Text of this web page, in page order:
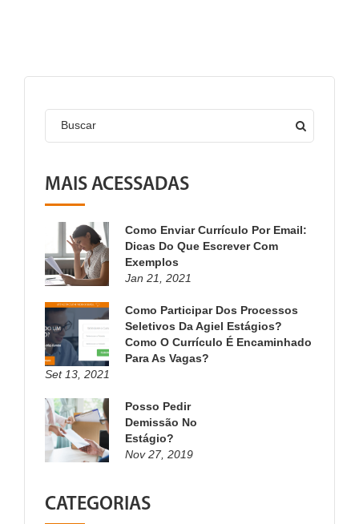
Buscar
MAIS ACESSADAS
Como Enviar Currículo Por Email:
Dicas Do Que Escrever Com
Exemplos
Jan 21, 2021
Como Participar Dos Processos
Seletivos Da Agiel Estágios?
Como O Currículo É Encaminhado
Para As Vagas?
Set 13, 2021
Posso Pedir
Demissão No
Estágio?
Nov 27, 2019
CATEGORIAS